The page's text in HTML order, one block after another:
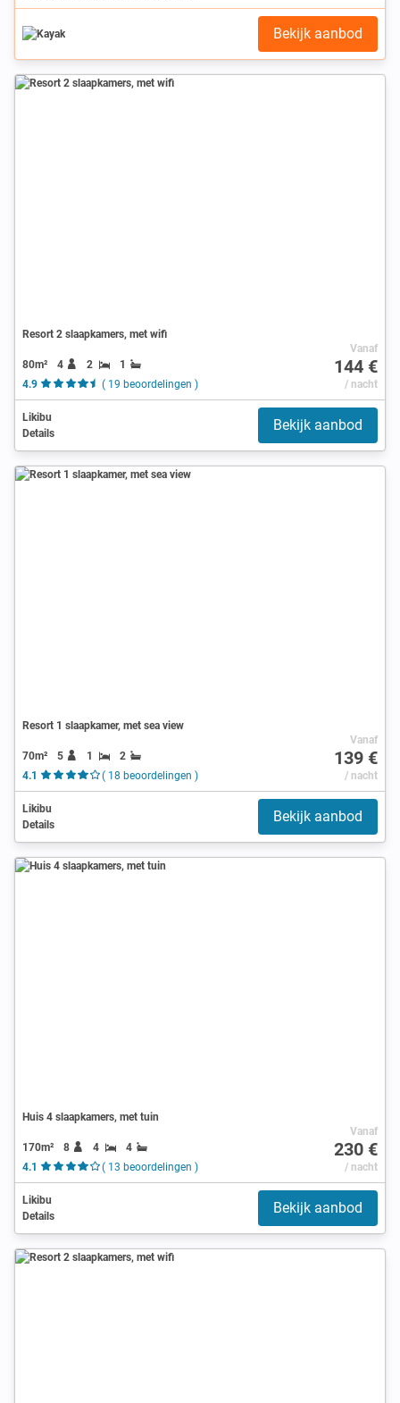
Bekijk aanbod
Resort 2 slaapkamers, met wifi
80m² 4 2
1
4.9
( 19 beoordelingen )
Vanaf
144 €
/ nacht
Likibu
Details
Bekijk aanbod
Resort 1 slaapkamer, met sea view
70m² 5 1
2
4.1
( 18 beoordelingen )
Vanaf
139 €
/ nacht
Likibu
Details
Bekijk aanbod
Huis 4 slaapkamers, met tuin
170m² 8 4
4
4.1
( 13 beoordelingen )
Vanaf
230 €
/ nacht
Likibu
Details
Bekijk aanbod